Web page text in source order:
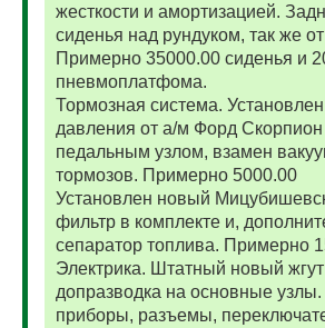
жесткости и амортизацией.
сиденья над рундуком, так же
Примерно 35000.00 сиденья и
пневмоплатфома.
Тормозная система.
давления от а/м Форд
педальным узлом, взамен
тормозов. Примерно 5000.00
Установлен новый
фильтр в комплекте и,
сепаратор топлива. Примерно
Электрика. Штатный новый
допразводка на основные
приборы, разъемы,